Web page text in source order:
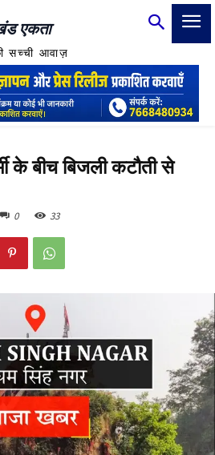
एकता
सच्ची आवाज़
के बीच बिजली कटौती से
0 33